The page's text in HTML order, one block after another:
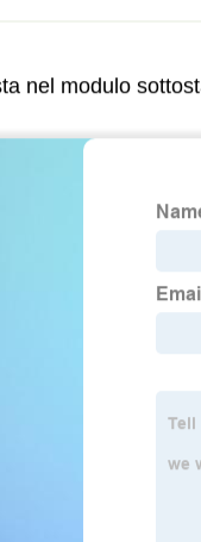
nel modulo